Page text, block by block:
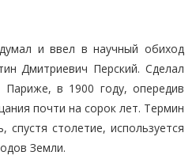
и ввел в научный обиход
Дмитриевич Перский. Сделал
в 1900 году, опередив
почти на сорок лет. Термин
столетие, используется
Земли.